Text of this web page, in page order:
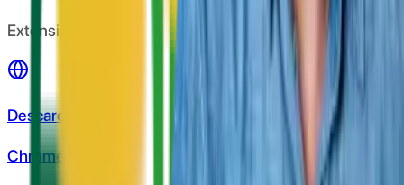
Extensie Chrome
Descarcă de pe
Chrome store